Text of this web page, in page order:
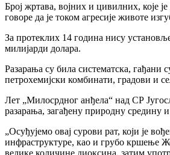
Број жртава, војних и цивилних, које
говоре да је током агресије животе
За протеклих 14 година нису
милијарди долара.
Разарања су била систематска,
петрохемијски комбинати, градови и
Лет „Милосрдног анђела“ над СР
разарања, загађену природну средину
„Осуђујемо овај сурови рат, који је
инфраструктуре, као и грубо кршење
велике количине диоксина, затим